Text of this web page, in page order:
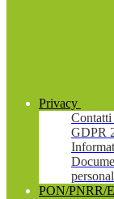
Privacy
GDPR
PON/PNRR/